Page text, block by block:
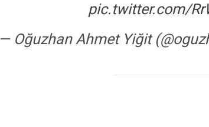
pic.twitter.com/
— Oğuzhan Ahmet Yiğit